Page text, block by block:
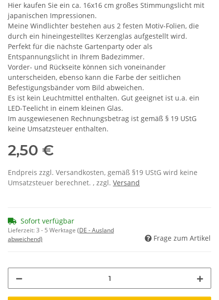
Hier kaufen Sie ein ca. 16x16 cm großes Stimmungslicht mit
japanischen Impressionen.
Meine Windlichter bestehen aus 2 festen Motiv-Folien, die
durch ein hineingestelltes Kerzenglas aufgestellt wird.
Perfekt für die nächste Gartenparty oder als
Entspannungslicht in Ihrem Badezimmer.
Vorder- und Rückseite können sich voneinander
unterscheiden, ebenso kann die Farbe der seitlichen
Befestigungsbänder vom Bild abweichen.
Es ist kein Leuchtmittel enthalten. Gut geeignet ist u.a. ein
LED-Teelicht in einem kleinen Glas.
Im ausgewiesenen Rechnungsbetrag ist gemäß § 19 UStG
keine Umsatzsteuer enthalten.
2,50 €
Endpreis zzgl. Versandkosten, gemäß §19 UStG wird keine
Umsatzsteuer berechnet. , zzgl. Versand
Sofort verfügbar
Lieferzeit:3 - 5 Werktage (DE - Ausland
abweichend)
Frage zum Artikel